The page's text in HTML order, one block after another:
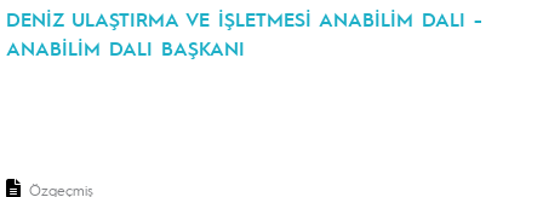
DENİZ ULAŞTIRMA VE İŞLETMESİ ANABİLİM DALI -
ANABİLİM DALI BAŞKANI
Özgeçmiş